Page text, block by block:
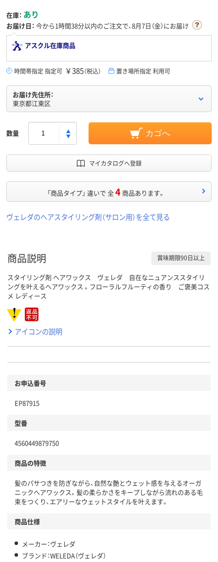
在庫： あり
お届け日： 今から1時間38分以内のご注文で、8月7日（金）にお届け
アスクル在庫商品
時間帯指定 指定可 ￥385（税込） 置き場所指定 利用可
お届け先住所：
東京都江東区
数量 カゴへ
マイカタログへ登録
「商品タイプ」 違いで 全4 商品あります。
ヴェレダのヘアスタイリング剤（サロン用）を全て見る
商品説明 賞味期限90日以上
スタイリング剤 ヘアワックス ヴェレダ 自在なニュアンススタイリ
ングを叶えるヘアワックス 。フローラルフルーティの香り ご褒美コス
メ レディース
アイコンの説明
お申込番号
EP87915
型番
4560449879750
商品の特徴
髪のパサつきを防ぎながら、自然な艶とウェット感を与えるオーガ
ニックヘアワックス。髪の柔らかさをキープしながら流れのある毛
束をつくり、エアリーなウェットスタイルを叶えます。
商品仕様
メーカー：ヴェレダ
ブランド：WELEDA（ヴェレダ）